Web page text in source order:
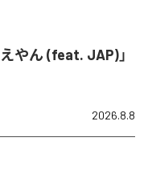
やん (feat. JAP)」
2026.8.8